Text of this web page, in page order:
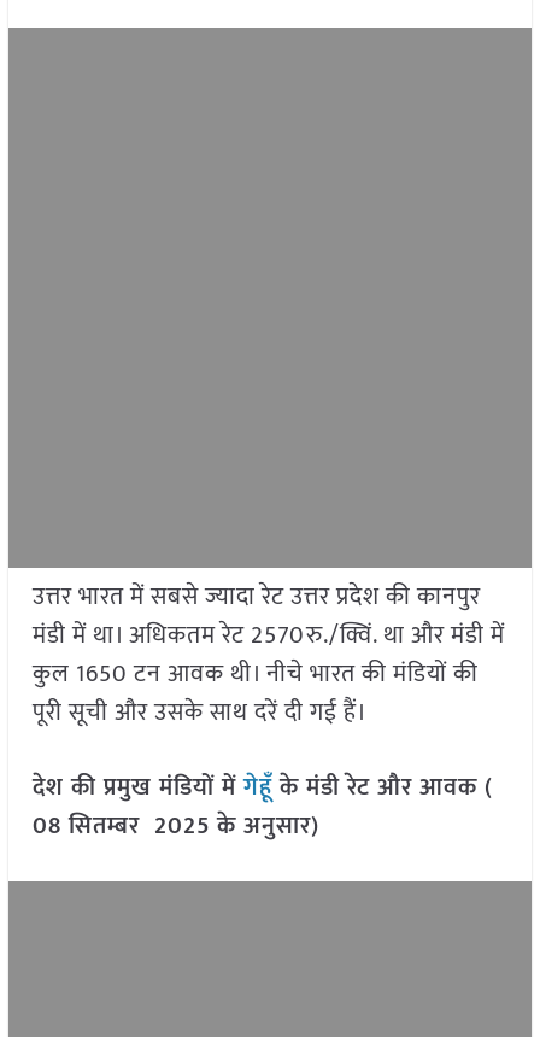
उत्तर भारत में सबसे ज्यादा रेट उत्तर प्रदेश की कानपुर
मंडी में था। अधिकतम रेट 2570रु./क्विं. था और मंडी में
कुल 1650 टन आवक थी। नीचे भारत की मंडियों की
पूरी सूची और उसके साथ दरें दी गई हैं।
देश की प्रमुख मंडियों मेंगेहूँके मंडी रेट और आवक (
08 सितम्बर 2025के अनुसार)